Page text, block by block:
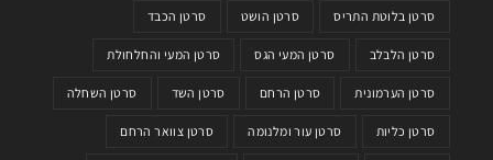
סרטן בלוטת התריס סרטן הושט סרטן הכבד
סרטן הלבלב סרטן המעי הגס סרטן המעי והחלחולת
סרטן הערמונית סרטן הרחם סרטן השד סרטן השחלה
סרטן כליות סרטן עור ומלנומה סרטן צוואר הרחם